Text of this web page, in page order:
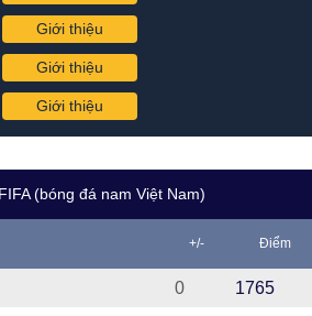
Giới thiệu
Giới thiệu
Giới thiệu
(bóng đá nam Việt Nam)
+/- Điểm
0 1765